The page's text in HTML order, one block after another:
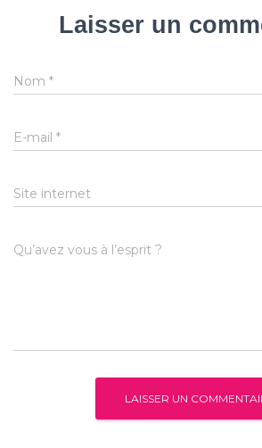
Laisser un
Nom *
E-mail *
Site internet
Qu’avez vous à l’esprit ?